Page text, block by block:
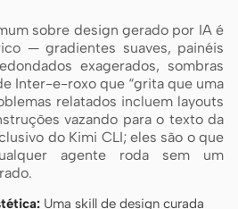
sobre design gerado por IA é
— gradientes suaves, painéis
exagerados, sombras
Inter-e-roxo que “grita que uma
relatados incluem layouts
vazando para o texto da
do Kimi CLI; eles são o que
agente roda sem um
Uma skill de design curada